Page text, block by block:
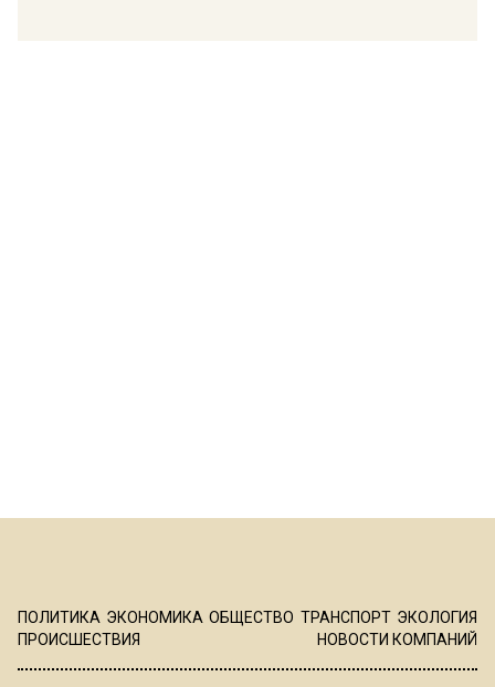
ПОЛИТИКА ЭКОНОМИКА ОБЩЕСТВО ТРАНСПОРТ ЭКОЛОГИЯ
ПРОИСШЕСТВИЯ
НОВОСТИ КОМПАНИЙ